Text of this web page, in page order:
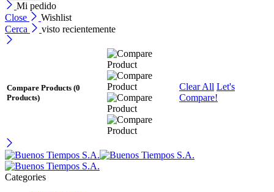
Mi pedido
Close
Wishlist
Cerca
visto recientemente
Compare Products (0
Products)
Clear All Let's
Compare!
Categories